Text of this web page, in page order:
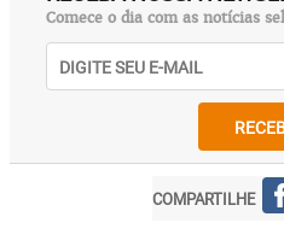
Comece o dia com as notícias
COMPARTILHE